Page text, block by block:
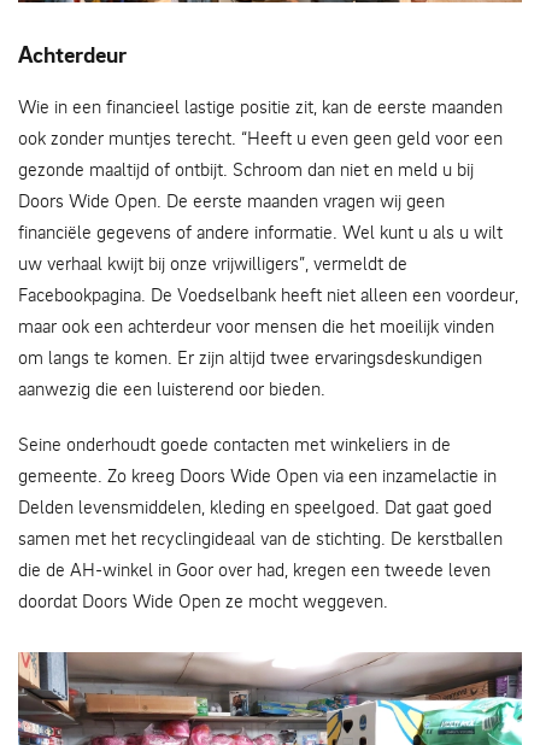
Achterdeur
Wie in een financieel lastige positie zit, kan de eerste maanden
ook zonder muntjes terecht. “Heeft u even geen geld voor een
gezonde maaltijd of ontbijt. Schroom dan niet en meld u bij
Doors Wide Open. De eerste maanden vragen wij geen
financiële gegevens of andere informatie. Wel kunt u als u wilt
uw verhaal kwijt bij onze vrijwilligers”, vermeldt de
Facebookpagina. De Voedselbank heeft niet alleen een voordeur,
maar ook een achterdeur voor mensen die het moeilijk vinden
om langs te komen. Er zijn altijd twee ervaringsdeskundigen
aanwezig die een luisterend oor bieden.
Seine onderhoudt goede contacten met winkeliers in de
gemeente. Zo kreeg Doors Wide Open via een inzamelactie in
Delden levensmiddelen, kleding en speelgoed. Dat gaat goed
samen met het recyclingideaal van de stichting. De kerstballen
die de AH-winkel in Goor over had, kregen een tweede leven
doordat Doors Wide Open ze mocht weggeven.